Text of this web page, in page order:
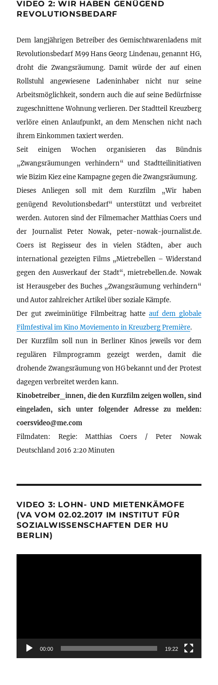
VIDEO 2: WIR HABEN GENÜGEND
REVOLUTIONSBEDARF
Dem langjährigen Betreiber des Gemischtwarenladens mit
Revolutionsbedarf M99 Hans Georg Lindenau, genannt HG,
droht die Zwangsräumung. Damit würde der auf einen
Rollstuhl angewiesene Ladeninhaber nicht nur seine
Arbeitsmöglichkeit, sondern auch die auf seine Bedürfnisse
zugeschnittene Wohnung verlieren. Der Stadtteil Kreuzberg
verlöre einen Anlaufpunkt, an dem Menschen nicht nach
ihrem Einkommen taxiert werden.
Seit einigen Wochen organisieren das Bündnis
„Zwangsräumungen verhindern“ und Stadtteilinitiativen
wie Bizim Kiez eine Kampagne gegen die Zwangsräumung.
Dieses Anliegen soll mit dem Kurzfilm „Wir haben
genügend Revolutionsbedarf“ unterstützt und verbreitet
werden. Autoren sind der Filmemacher Matthias Coers und
der Journalist Peter Nowak, peter-nowak-journalist.de.
Coers ist Regisseur des in vielen Städten, aber auch
international gezeigten Films „Mietrebellen – Widerstand
gegen den Ausverkauf der Stadt“, mietrebellen.de. Nowak
ist Herausgeber des Buches „Zwangsräumung verhindern“
und Autor zahlreicher Artikel über soziale Kämpfe.
Der gut zweiminütige Filmbeitrag hatte auf dem globale
Filmfestival im Kino Moviemento in Kreuzberg Première.
Der Kurzfilm soll nun in Berliner Kinos jeweils vor dem
regulären Filmprogramm gezeigt werden, damit die
drohende Zwangsräumung von HG bekannt und der Protest
dagegen verbreitet werden kann.
Kinobetreiber_innen, die den Kurzfilm zeigen wollen, sind
eingeladen, sich unter folgender Adresse zu melden:
coersvideo@me.com
Filmdaten: Regie: Matthias Coers / Peter Nowak
Deutschland 2016 2:20 Minuten
VIDEO 3: LOHN- UND MIETENKÄMOFE
(VA VOM 02.02.2017 IM INSTITUT FÜR
SOZIALWISSENSCHAFTEN DER HU
BERLIN)
00:00 19:22